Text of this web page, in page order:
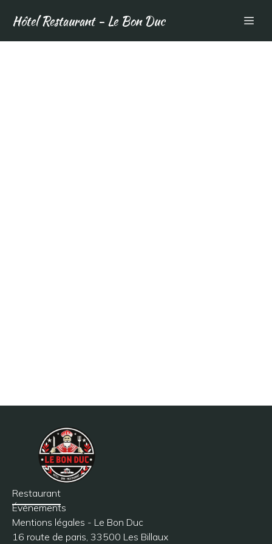
Hôtel Restaurant - Le Bon Duc
Restaurant
Événements
Mentions légales - Le Bon Duc
16 route de paris, 33500 Les Billaux